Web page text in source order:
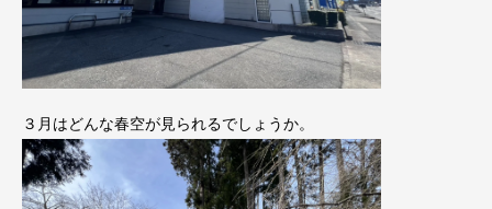
３月はどんな春空が見られるでしょうか。